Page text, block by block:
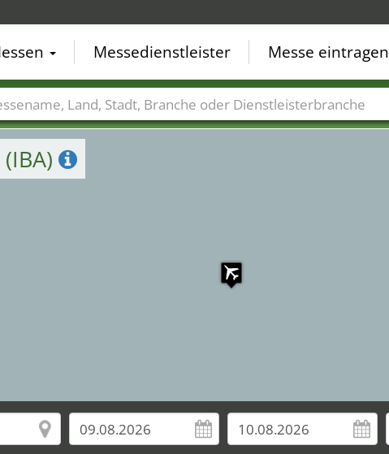
Messedienstleister Messe eintragen
Länder Städte Branchen Dienstleisterbranchen